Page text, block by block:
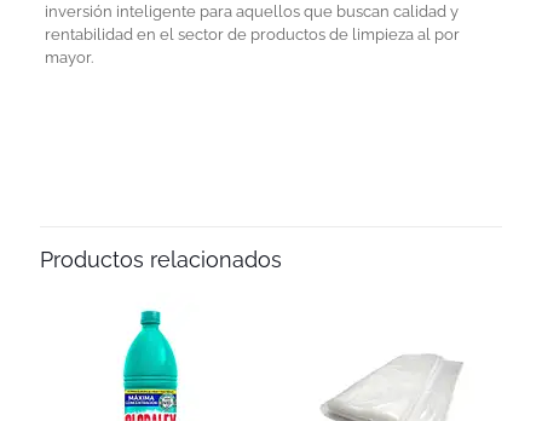
inversión inteligente para aquellos que buscan calidad y
rentabilidad en el sector de productos de limpieza al por
mayor.
Productos relacionados